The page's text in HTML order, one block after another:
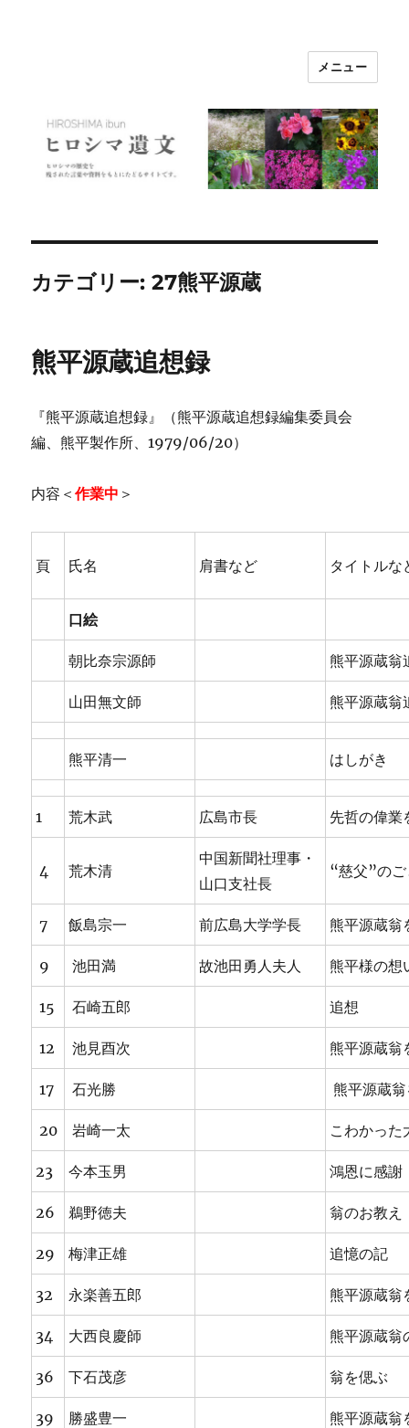
メニュー
カテゴリー:27熊平源蔵
熊平源蔵追想録
『熊平源蔵追想録』（熊平源蔵追想録編集委員会
編、熊平製作所、1979/06/20）
内容＜作業中 ＞
頁 氏名 肩書など タイトルな
口絵
朝比奈宗源師 熊平源蔵翁
山田無文師 熊平源蔵翁
熊平清一 はしがき
1 荒木武 広島市長 先哲の偉業
4 荒木清
中国新聞社理事・
山口支社長
“慈父”の
7 飯島宗一 前広島大学学長 熊平源蔵翁
9 池田満 故池田勇人夫人 熊平様の想
15 石崎五郎 追想
12 池見酉次 熊平源蔵翁
17 石光勝 熊平源蔵
20 岩崎一太 こわかった
23 今本玉男 鴻恩に感謝
26 鵜野徳夫 翁のお教え
29 梅津正雄 追憶の記
32 永楽善五郎 熊平源蔵翁
34 大西良慶師 熊平源蔵翁
36 下石茂彦 翁を偲ぶ
39 勝盛豊一 熊平源蔵翁